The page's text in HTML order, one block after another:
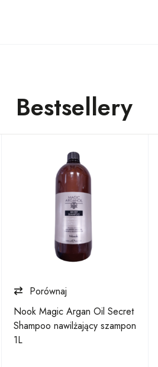
Bestsellery
Porównaj
Nook Magic Argan Oil Secret
Shampoo nawilżający szampon
1L